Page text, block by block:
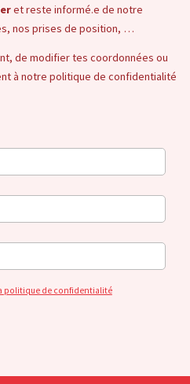
et reste informé.e de notre
nos prises de position, …
de modifier tes coordonnées ou
à notre politique de confidentialité
politique de confidentialité